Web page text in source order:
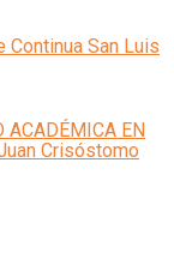
San Luis
Crisóstomo